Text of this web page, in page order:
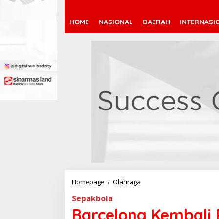
HOME NASIONAL DAERAH
Homepage / Olahraga
e
Sepakbola
Barcelona Kembali